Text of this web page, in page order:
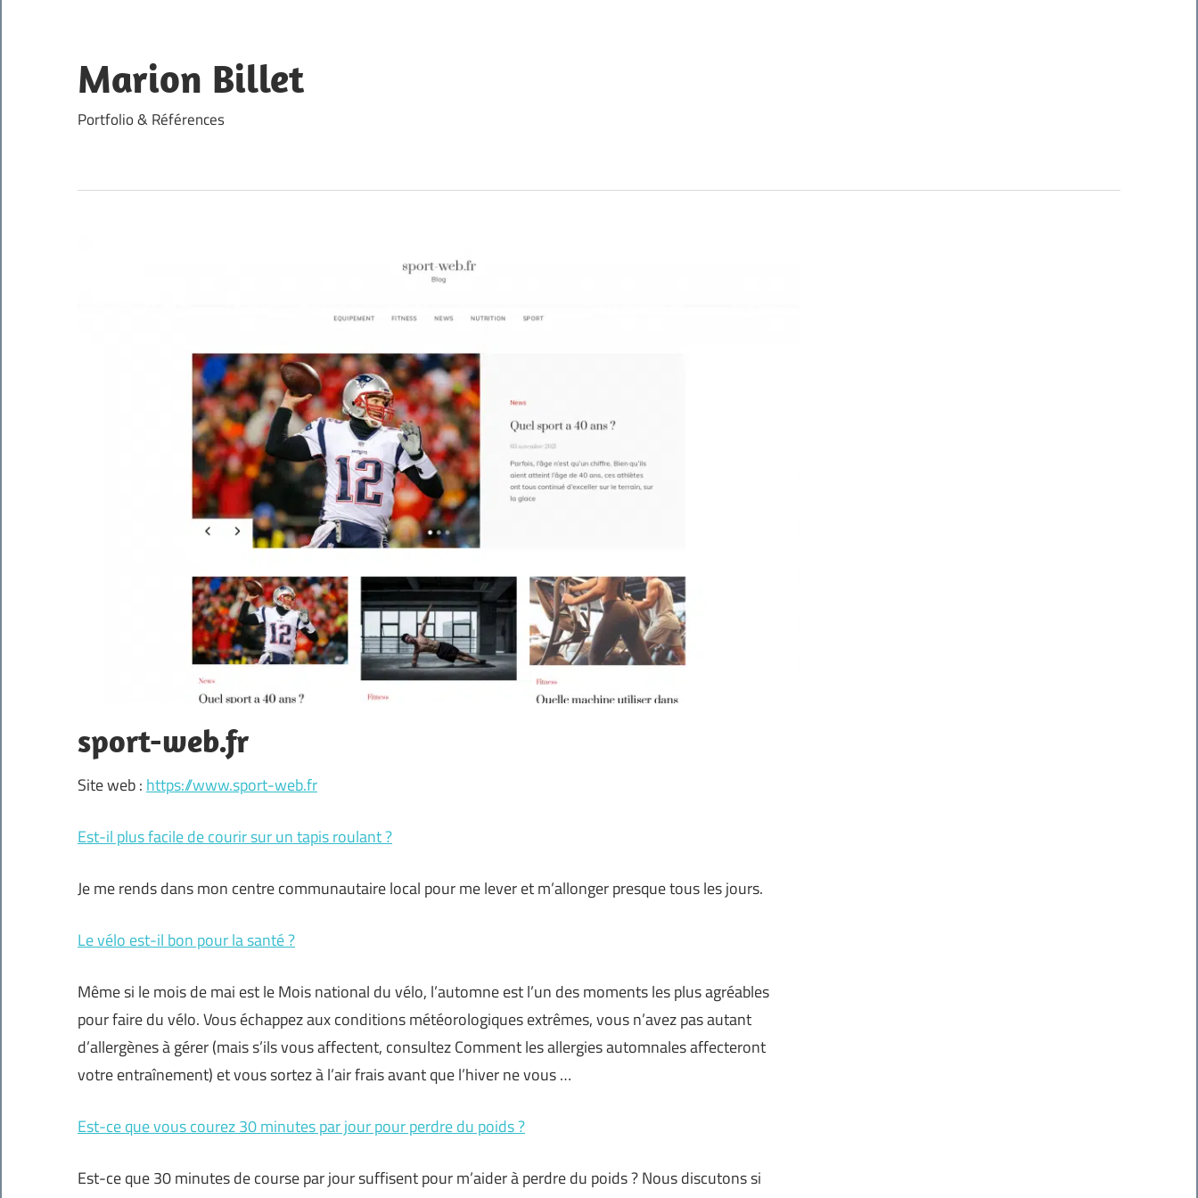
content
Marion Billet
Portfolio & Références
sport-web.fr
Site web : https://www.sport-web.fr
Est-il plus facile de courir sur un tapis roulant ?
Je me rends dans mon centre communautaire local pour me lever et m’allonger presque tous les jours.
Le vélo est-il bon pour la santé ?
Même si le mois de mai est le Mois national du vélo, l’automne est l’un des moments les plus agréables
pour faire du vélo. Vous échappez aux conditions météorologiques extrêmes, vous n’avez pas autant
d’allergènes à gérer (mais s’ils vous affectent, consultez Comment les allergies automnales affecteront
votre entraînement) et vous sortez à l’air frais avant que l’hiver ne vous …
Est-ce que vous courez 30 minutes par jour pour perdre du poids ?
Est-ce que 30 minutes de course par jour suffisent pour m’aider à perdre du poids ? Nous discutons si